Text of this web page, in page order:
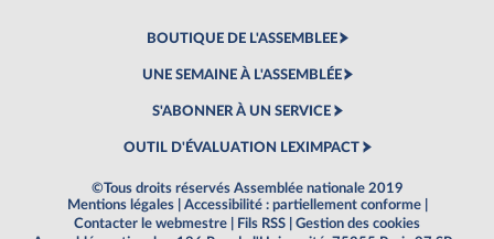
BOUTIQUE DE L'ASSEMBLEE
UNE SEMAINE À L'ASSEMBLÉE
S'ABONNER À UN SERVICE
OUTIL D'ÉVALUATION LEXIMPACT
©Tous droits réservés Assemblée nationale 2019
Mentions légales
Accessibilité : partiellement conforme
Contacter le webmestre
Fils RSS
Gestion des cookies